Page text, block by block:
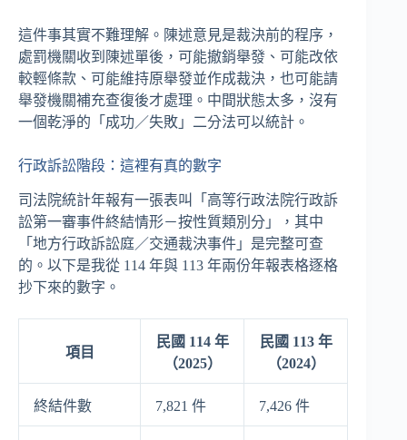
這件事其實不難理解。陳述意見是裁決前的程序，
處罰機關收到陳述單後，可能撤銷舉發、可能改依
較輕條款、可能維持原舉發並作成裁決，也可能請
舉發機關補充查復後才處理。中間狀態太多，沒有
一個乾淨的「成功／失敗」二分法可以統計。
行政訴訟階段：這裡有真的數字
司法院統計年報有一張表叫「高等行政法院行政訴
訟第一審事件終結情形－按性質類別分」，其中
「地方行政訴訟庭／交通裁決事件」是完整可查
的。以下是我從 114 年與 113 年兩份年報表格逐格
抄下來的數字。
項目
民國 114 年
（2025）
民國 113 年
（2024）
終結件數 7,821 件 7,426 件